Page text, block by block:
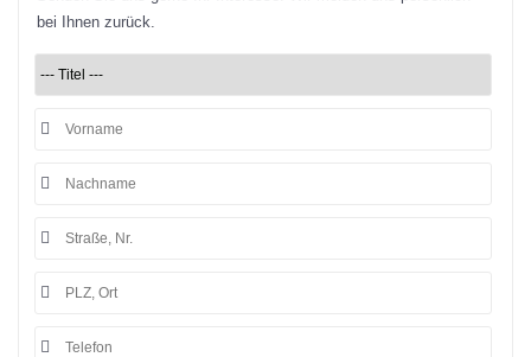
bei Ihnen zurück.